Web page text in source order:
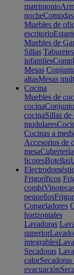
matrimonio
nocheComodas
Muebles de
escritorio
Muebles de
Sillas Taburetes
infantiles
Mesas
altasMesas
Cocina
Muebles de
cocina
cocinaSillas de
modulares
Cocinas a
Accesorios de
mesaCubertería
licoresBotellas
Frigoríficos
combi
pequeños
Congeladores
horizontales
Lavadoras
superior
integrables
Secadoras
calor
evacuación